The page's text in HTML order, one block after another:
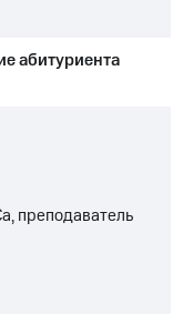
абитуриента
преподаватель